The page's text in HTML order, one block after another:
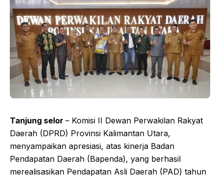
Tanjung selor – Komisi II Dewan Perwakilan Rakyat
Daerah (DPRD) Provinsi Kalimantan Utara,
menyampaikan apresiasi, atas kinerja Badan
Pendapatan Daerah (Bapenda), yang berhasil
merealisasikan Pendapatan Asli Daerah (PAD) tahun